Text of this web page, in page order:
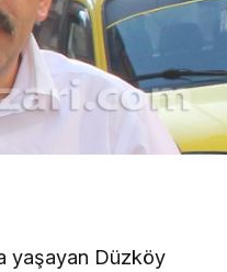
yaşayan Düzköy